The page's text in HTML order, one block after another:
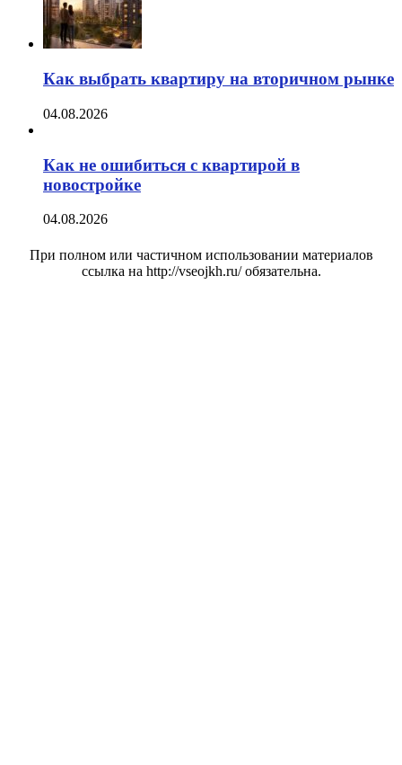
Как выбрать квартиру на вторичном рынке
04.08.2026
Как не ошибиться с квартирой в
новостройке
04.08.2026
При полном или частичном использовании материалов
ссылка на http://vseojkh.ru/ обязательна.